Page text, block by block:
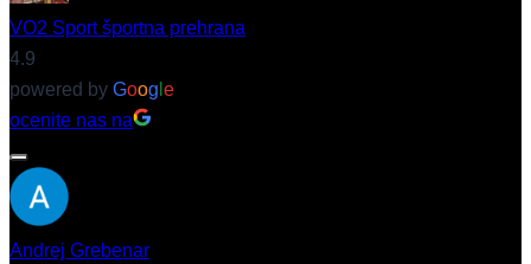
VO2 Sport športna prehrana
4.9
powered by Goog e
ocenite nas na
Andrej Grebenar